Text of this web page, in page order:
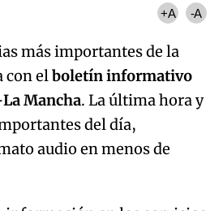
+A -A
más importantes de la
con elboletín informativo
Mancha. La última hora y
del día,
audio en menos de